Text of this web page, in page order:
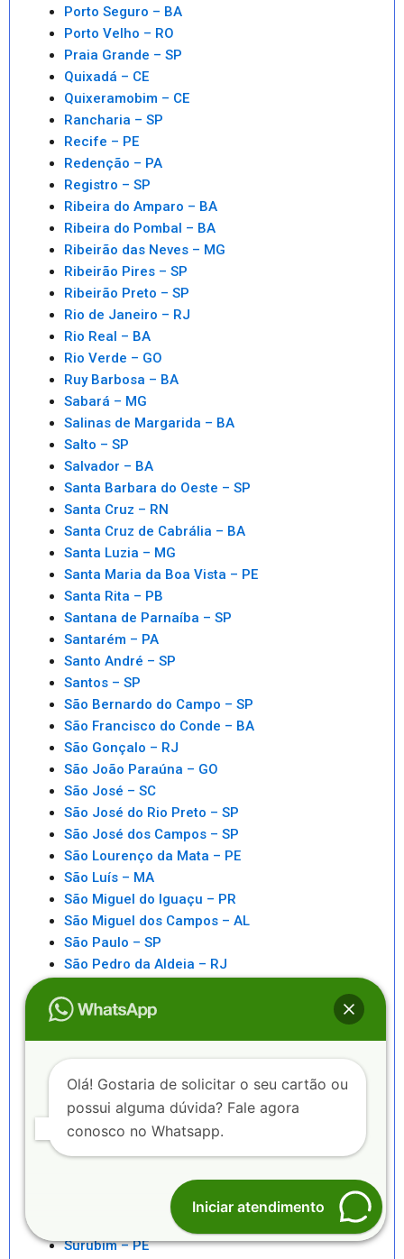
Porto Seguro – BA
Porto Velho – RO
Praia Grande – SP
Quixadá – CE
Quixeramobim – CE
Rancharia – SP
Recife – PE
Redenção – PA
Registro – SP
Ribeira do Amparo – BA
Ribeira do Pombal – BA
Ribeirão das Neves – MG
Ribeirão Pires – SP
Ribeirão Preto – SP
Rio de Janeiro – RJ
Rio Real – BA
Rio Verde – GO
Ruy Barbosa – BA
Sabará – MG
Salinas de Margarida – BA
Salto – SP
Salvador – BA
Santa Barbara do Oeste – SP
Santa Cruz – RN
Santa Cruz de Cabrália – BA
Santa Luzia – MG
Santa Maria da Boa Vista – PE
Santa Rita – PB
Santana de Parnaíba – SP
Santarém – PA
Santo André – SP
Santos – SP
São Bernardo do Campo – SP
São Francisco do Conde – BA
São Gonçalo – RJ
São João Paraúna – GO
São José – SC
São José do Rio Preto – SP
São José dos Campos – SP
São Lourenço da Mata – PE
São Luís – MA
São Miguel do Iguaçu – PR
São Miguel dos Campos – AL
São Paulo – SP
São Pedro da Aldeia – RJ
São Sebastião – AL
Serra – ES
Serrinha – BA
Sete Lagoas – MG
Sinop – MT
Surubim – PE
Olá! Gostaria de solicitar o seu cartão ou
possui alguma dúvida? Fale agora
conosco no Whatsapp.
Iniciar atendimento